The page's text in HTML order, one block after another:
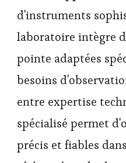
d'instruments
laboratoire intègre
pointe adaptées
besoins
entre expertise
spécialisé permet
précis et fiables